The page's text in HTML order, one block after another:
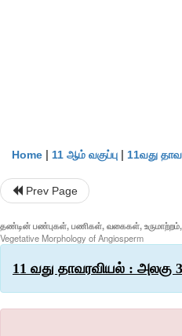
Home | 11 ஆம் வகுப்பு | 11வது
Prev Page
தண்டின் பண்புகள், பணிகள், வகைகள்,
Vegetative Morphology of Angiosperm
11 வது தாவரவியல் : அலகு